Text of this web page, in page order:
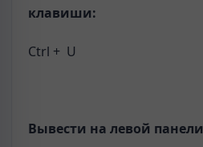
клавиши:
Ctrl + U
Вывести на левой